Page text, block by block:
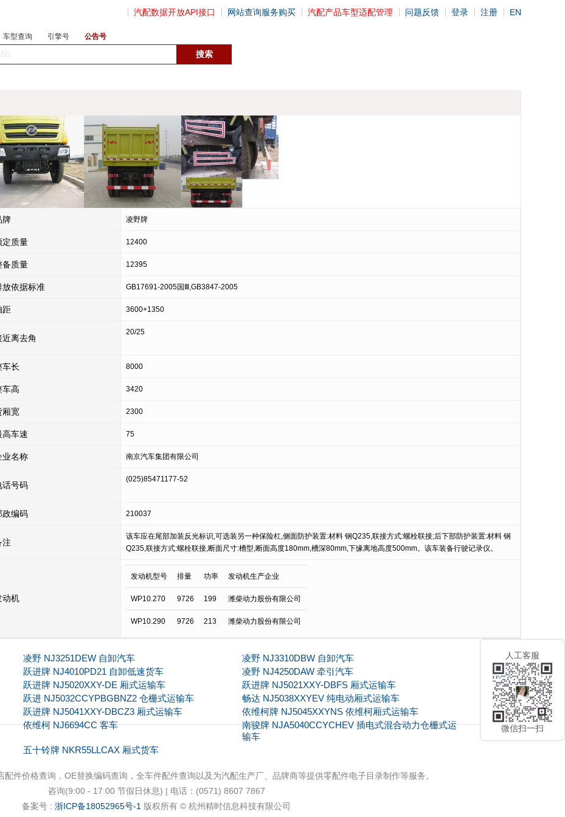
汽配数据开放API接口 网站查询服务购买 汽配产品车型适配管理 问题反馈 登录 注册 EN
车型查询 引擎号 公告号
牌 凌野牌
定质量 12400
备质量 12395
放依据标准 GB17691-2005国Ⅲ,GB3847-2005
距 3600+1350
近离去角
20/25
车长 8000
车高 3420
厢宽 2300
高车速 75
业名称 南京汽车集团有限公司
话号码
(025)85471177-52
政编码 210037
注
该车应在尾部加装反光标识,可选装另一种保险杠,侧面防护装置:材料 钢Q235,联接方式:螺栓联接;后下部防护装置:材料 钢
Q235,联接方式:螺栓联接,断面尺寸:槽型,断面高度180mm,槽深80mm,下缘离地高度500mm。该车装备行驶记录仪。
动机
发动机型号 排量 功率 发动机生产企业
WP10.270 9726 199 潍柴动力股份有限公司
WP10.290 9726 213 潍柴动力股份有限公司
凌野 NJ3251DEW 自卸汽车
凌野 NJ3310DBW 自卸汽车
跃进牌 NJ4010PD21 自卸低速货车
凌野 NJ4250DAW 牵引汽车
跃进牌 NJ5020XXY-DE 厢式运输车
跃进牌 NJ5021XXY-DBFS 厢式运输车
跃进 NJ5032CCYPBGBNZ2 仓栅式运输车
畅达 NJ5038XXYEV 纯电动厢式运输车
跃进牌 NJ5041XXY-DBCZ3 厢式运输车
依维柯牌 NJ5045XXYNS 依维柯厢式运输车
依维柯 NJ6694CC 客车
南骏牌 NJA5040CCYCHEV 插电式混合动力仓栅式运
输车
五十铃牌 NKR55LLCAX 厢式货车
人工客服
微信扫一扫
配件价格查询，OE替换编码查询，全车件配件查询以及为汽配生产厂、品牌商等提供零配件电子目录制作等服务。
咨询(9:00 - 17:00 节假日休息) | 电话：(0571) 8607 7867
备案号 : 浙ICP备18052965号-1 版权所有 © 杭州精时信息科技有限公司